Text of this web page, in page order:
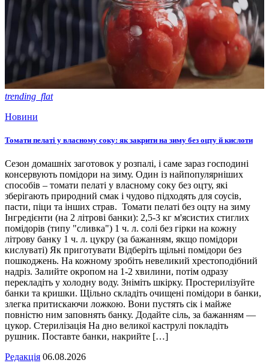
trending_flat
Новини
Томати пелаті у власному соку: як закрити на зиму без оцту й кислоти
Сезон домашніх заготовок у розпалі, і саме зараз господині
консервують помідори на зиму. Один із найпопулярніших
способів – томати пелаті у власному соку без оцту, які
зберігають природний смак і чудово підходять для соусів,
пасти, піци та інших страв. Томати пелаті без оцту на зиму
Інгредієнти (на 2 літрові банки): 2,5-3 кг м'ясистих стиглих
помідорів (типу "сливка") 1 ч. л. солі без гірки на кожну
літрову банку 1 ч. л. цукру (за бажанням, якщо помідори
кислуваті) Як приготувати Відберіть щільні помідори без
пошкоджень. На кожному зробіть невеликий хрестоподібний
надріз. Залийте окропом на 1-2 хвилини, потім одразу
перекладіть у холодну воду. Зніміть шкірку. Простерилізуйте
банки та кришки. Щільно складіть очищені помідори в банки,
злегка притискаючи ложкою. Вони пустять сік і майже
повністю ним заповнять банку. Додайте сіль, за бажанням —
цукор. Стерилізація На дно великої каструлі покладіть
рушник. Поставте банки, накрийте […]
Редакція 06.08.2026